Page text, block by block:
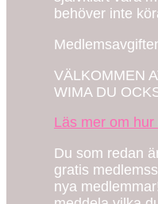
behöver inte
VÄLKOMMEN
WIMA DU
Läs mer om
Du som redan
gratis
nya